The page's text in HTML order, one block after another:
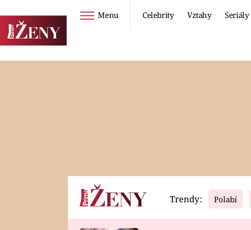
Menu Celebrity Vztahy Seriály
Horoskopy Video
Trendy: Polabí